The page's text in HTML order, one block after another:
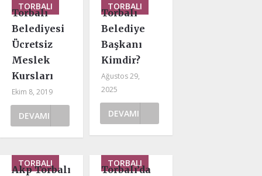
TORBALI
Torbalı
Belediyesi
Ücretsiz
Meslek
Kursları
Ekim 8, 2019
DEVAMI
TORBALI
Torbalı
Belediye
Başkanı
Kimdir?
Ağustos 29,
2025
DEVAMI
TORBALI
Akp Torbalı
TORBALI
Torbalı’da